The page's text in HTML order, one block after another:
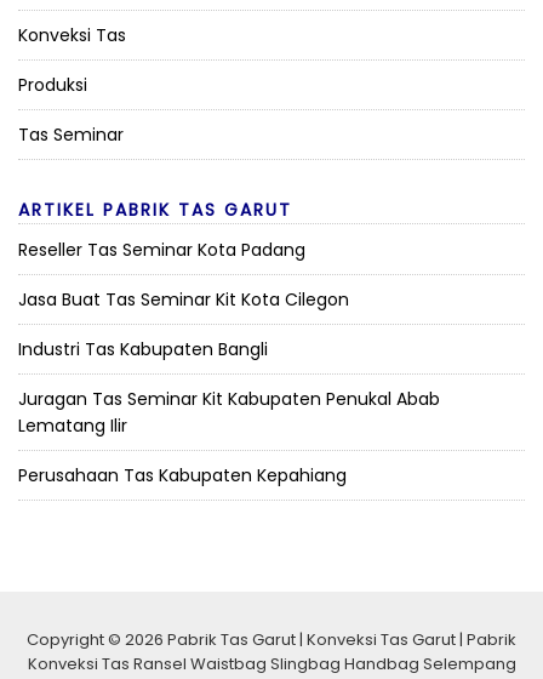
Konveksi Tas
Produksi
Tas Seminar
ARTIKEL PABRIK TAS GARUT
Reseller Tas Seminar Kota Padang
Jasa Buat Tas Seminar Kit Kota Cilegon
Industri Tas Kabupaten Bangli
Juragan Tas Seminar Kit Kabupaten Penukal Abab
Lematang Ilir
Perusahaan Tas Kabupaten Kepahiang
Copyright © 2026 Pabrik Tas Garut | Konveksi Tas Garut | Pabrik
Konveksi Tas Ransel Waistbag Slingbag Handbag Selempang